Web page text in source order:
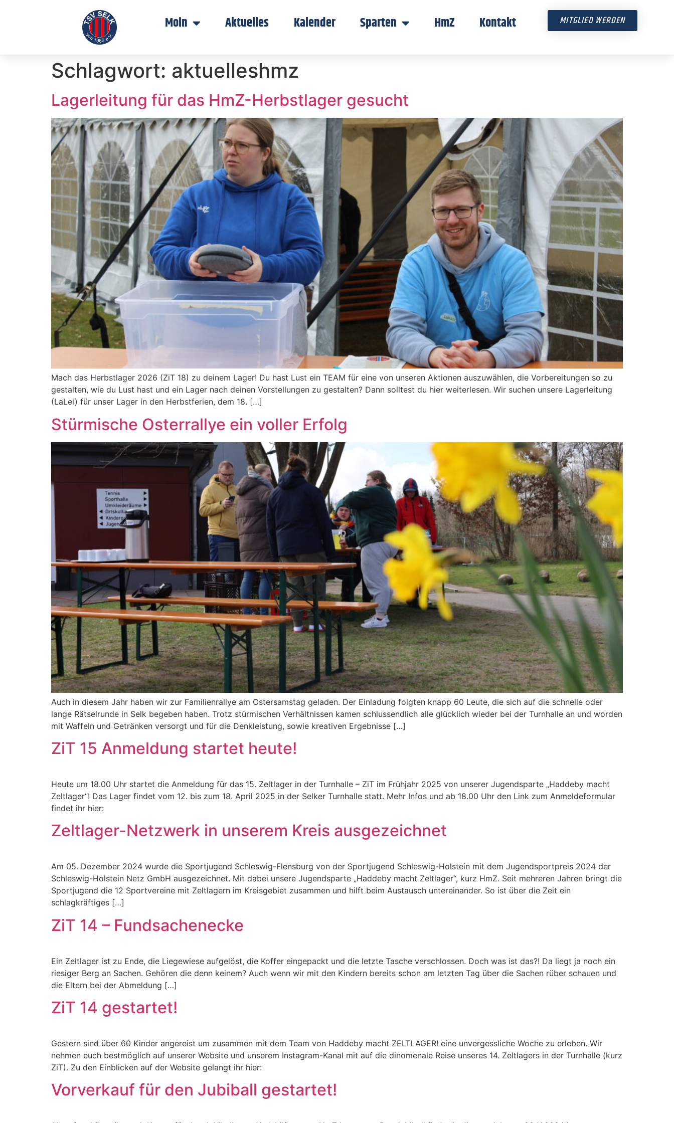
Moin Aktuelles Kalender Sparten HmZ Kontakt MITGLIED WERDEN
Schlagwort: aktuelleshmz
Lagerleitung für das HmZ-Herbstlager gesucht
Mach das Herbstlager 2026 (ZiT 18) zu deinem Lager! Du hast Lust ein TEAM für eine von unseren Aktionen auszuwählen, die Vorbereitungen so zu
gestalten, wie du Lust hast und ein Lager nach deinen Vorstellungen zu gestalten? Dann solltest du hier weiterlesen. Wir suchen unsere Lagerleitung
(LaLei) für unser Lager in den Herbstferien, dem 18. […]
Stürmische Osterrallye ein voller Erfolg
Auch in diesem Jahr haben wir zur Familienrallye am Ostersamstag geladen. Der Einladung folgten knapp 60 Leute, die sich auf die schnelle oder
lange Rätselrunde in Selk begeben haben. Trotz stürmischen Verhältnissen kamen schlussendlich alle glücklich wieder bei der Turnhalle an und worden
mit Waffeln und Getränken versorgt und für die Denkleistung, sowie kreativen Ergebnisse […]
ZiT 15 Anmeldung startet heute!
Heute um 18.00 Uhr startet die Anmeldung für das 15. Zeltlager in der Turnhalle – ZiT im Frühjahr 2025 von unserer Jugendsparte „Haddeby macht
Zeltlager“! Das Lager findet vom 12. bis zum 18. April 2025 in der Selker Turnhalle statt. Mehr Infos und ab 18.00 Uhr den Link zum Anmeldeformular
findet ihr hier:
Zeltlager-Netzwerk in unserem Kreis ausgezeichnet
Am 05. Dezember 2024 wurde die Sportjugend Schleswig-Flensburg von der Sportjugend Schleswig-Holstein mit dem Jugendsportpreis 2024 der
Schleswig-Holstein Netz GmbH ausgezeichnet. Mit dabei unsere Jugendsparte „Haddeby macht Zeltlager“, kurz HmZ. Seit mehreren Jahren bringt die
Sportjugend die 12 Sportvereine mit Zeltlagern im Kreisgebiet zusammen und hilft beim Austausch untereinander. So ist über die Zeit ein
schlagkräftiges […]
ZiT 14 – Fundsachenecke
Ein Zeltlager ist zu Ende, die Liegewiese aufgelöst, die Koffer eingepackt und die letzte Tasche verschlossen. Doch was ist das?! Da liegt ja noch ein
riesiger Berg an Sachen. Gehören die denn keinem? Auch wenn wir mit den Kindern bereits schon am letzten Tag über die Sachen rüber schauen und
die Eltern bei der Abmeldung […]
ZiT 14 gestartet!
Gestern sind über 60 Kinder angereist um zusammen mit dem Team von Haddeby macht ZELTLAGER! eine unvergessliche Woche zu erleben. Wir
nehmen euch bestmöglich auf unserer Website und unserem Instagram-Kanal mit auf die dinomenale Reise unseres 14. Zeltlagers in der Turnhalle (kurz
ZiT). Zu den Einblicken auf der Website gelangt ihr hier:
Vorverkauf für den Jubiball gestartet!